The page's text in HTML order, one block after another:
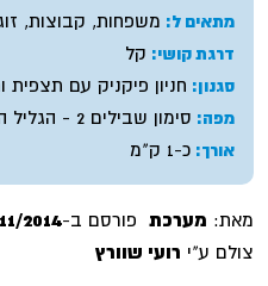
מתאים ל: משפחות, קבוצות,
דרגת קושי: קל
סגנון: חניון פיקניק עם תצפית
מפה: סימון שבילים 2 - הגליל העליון
אורך: כ-1 ק"מ
מאת: מערכת פורסם ב-2014
צולם ע"י רועי שוורץ